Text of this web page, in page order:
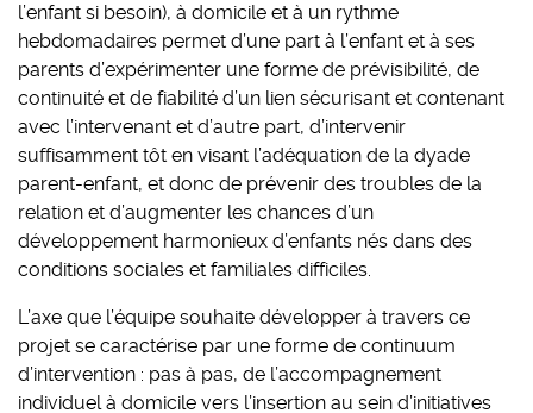
l’enfant si besoin), à domicile et à un rythme
hebdomadaires permet d’une part à l’enfant et à ses
parents d’expérimenter une forme de prévisibilité, de
continuité et de fiabilité d’un lien sécurisant et contenant
avec l’intervenant et d’autre part, d’intervenir
suffisamment tôt en visant l’adéquation de la dyade
parent-enfant, et donc de prévenir des troubles de la
relation et d’augmenter les chances d’un
développement harmonieux d’enfants nés dans des
conditions sociales et familiales difficiles.
L’axe que l’équipe souhaite développer à travers ce
projet se caractérise par une forme de continuum
d’intervention : pas à pas, de l’accompagnement
individuel à domicile vers l’insertion au sein d’initiatives